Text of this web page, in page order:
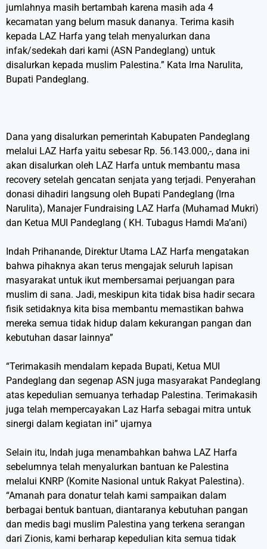
jumlahnya masih bertambah karena masih ada 4
kecamatan yang belum masuk dananya. Terima kasih
kepada LAZ Harfa yang telah menyalurkan dana
infak/sedekah dari kami (ASN Pandeglang) untuk
disalurkan kepada muslim Palestina.” Kata Irna Narulita,
Bupati Pandeglang.
Dana yang disalurkan pemerintah Kabupaten Pandeglang
melalui LAZ Harfa yaitu sebesar Rp. 56.143.000,-, dana ini
akan disalurkan oleh LAZ Harfa untuk membantu masa
recovery setelah gencatan senjata yang terjadi. Penyerahan
donasi dihadiri langsung oleh Bupati Pandeglang (Irna
Narulita), Manajer Fundraising LAZ Harfa (Muhamad Mukri)
dan Ketua MUI Pandeglang ( KH. Tubagus Hamdi Ma’ani)
Indah Prihanande, Direktur Utama LAZ Harfa mengatakan
bahwa pihaknya akan terus mengajak seluruh lapisan
masyarakat untuk ikut membersamai perjuangan para
muslim di sana. Jadi, meskipun kita tidak bisa hadir secara
fisik setidaknya kita bisa membantu memastikan bahwa
mereka semua tidak hidup dalam kekurangan pangan dan
kebutuhan dasar lainnya”
“Terimakasih mendalam kepada Bupati, Ketua MUI
Pandeglang dan segenap ASN juga masyarakat Pandeglang
atas kepedulian semuanya terhadap Palestina. Terimakasih
juga telah mempercayakan Laz Harfa sebagai mitra untuk
sinergi dalam kegiatan ini” ujarnya
Selain itu, Indah juga menambahkan bahwa LAZ Harfa
sebelumnya telah menyalurkan bantuan ke Palestina
melalui KNRP (Komite Nasional untuk Rakyat Palestina).
“Amanah para donatur telah kami sampaikan dalam
berbagai bentuk bantuan, diantaranya kebutuhan pangan
dan medis bagi muslim Palestina yang terkena serangan
dari Zionis, kami berharap kepedulian kita semua tidak